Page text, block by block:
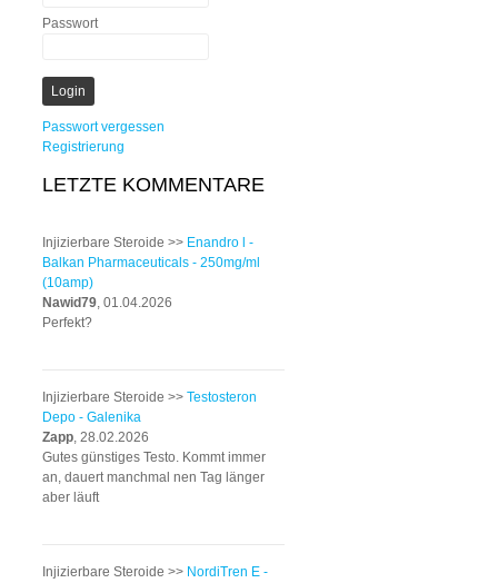
Passwort
Passwort vergessen
Registrierung
LETZTE KOMMENTARE
Injizierbare Steroide >> Enandro l -
Balkan Pharmaceuticals - 250mg/ml
(10amp)
Nawid79, 01.04.2026
Perfekt?
Injizierbare Steroide >> Testosteron
Depo - Galenika
Zapp, 28.02.2026
Gutes günstiges Testo. Kommt immer
an, dauert manchmal nen Tag länger
aber läuft
Injizierbare Steroide >> NordiTren E -